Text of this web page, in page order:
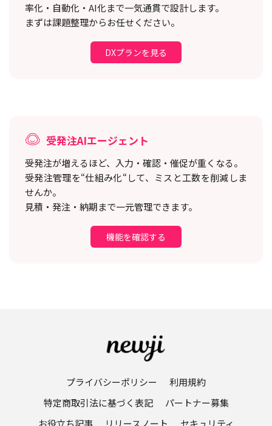
率化・自動化・AI化まで一気通貫で設計します。
まずは課題整理からお任せください。
DXプランを見る
受発注AIエージェント
受発注が増えるほど、入力・確認・催促が重くなる。
受発注管理を“仕組み化“して、ミスと工数を削減しま
せんか。
見積・発注・納期まで一元管理できます。
機能を確認する
プライバシーポリシー
利用規約
特定商取引法に基づく表記
パートナー募集
お役立ち記事
リリースノート セキュリティ